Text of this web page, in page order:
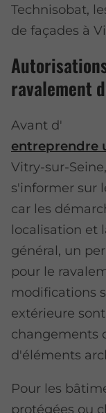
Technisobat,
de façades à
ravalement
Avant d'
entreprendre
Vitry-sur-
s'informer sur
car les
localisation et
général, un
pour le
modifications
extérieure
changements
d'éléments
Pour les
protégées ou